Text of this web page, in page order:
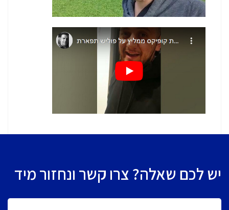
יש לכם שאלה? צרו קשר ונחזור מיד